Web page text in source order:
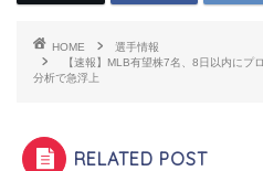
HOME
選手情報
【速報】MLB有望株7名、8日以内にプ
分析で急浮上
RELATED POST